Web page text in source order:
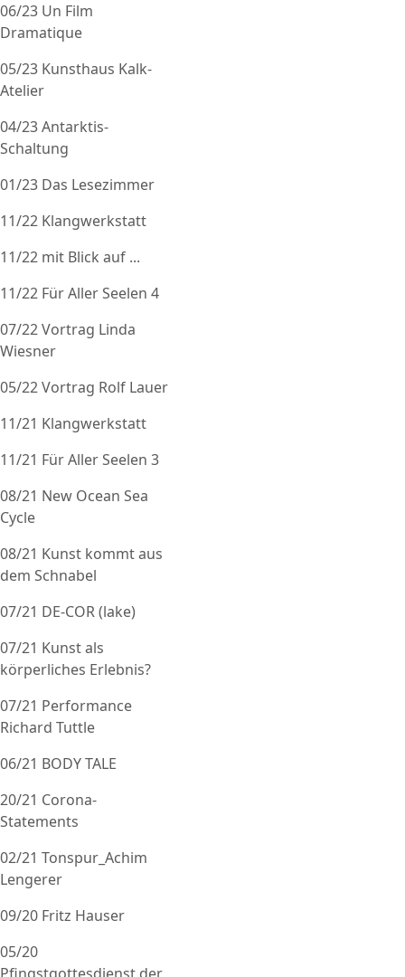
06/23 Un Film
Dramatique
05/23 Kunsthaus Kalk-
Atelier
04/23 Antarktis-
Schaltung
01/23 Das Lesezimmer
11/22 Klangwerkstatt
11/22 mit Blick auf ...
11/22 Für Aller Seelen 4
07/22 Vortrag Linda
Wiesner
05/22 Vortrag Rolf Lauer
11/21 Klangwerkstatt
11/21 Für Aller Seelen 3
08/21 New Ocean Sea
Cycle
08/21 Kunst kommt aus
dem Schnabel
07/21 DE-COR (lake)
07/21 Kunst als
körperliches Erlebnis?
07/21 Performance
Richard Tuttle
06/21 BODY TALE
20/21 Corona-
Statements
02/21 Tonspur_Achim
Lengerer
09/20 Fritz Hauser
05/20